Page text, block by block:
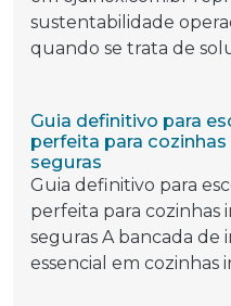
sustentabilidade
quando se trata de
Guia definitivo para
perfeita para
seguras
Guia definitivo para
perfeita para cozinhas
seguras A bancada
essencial em cozinhas